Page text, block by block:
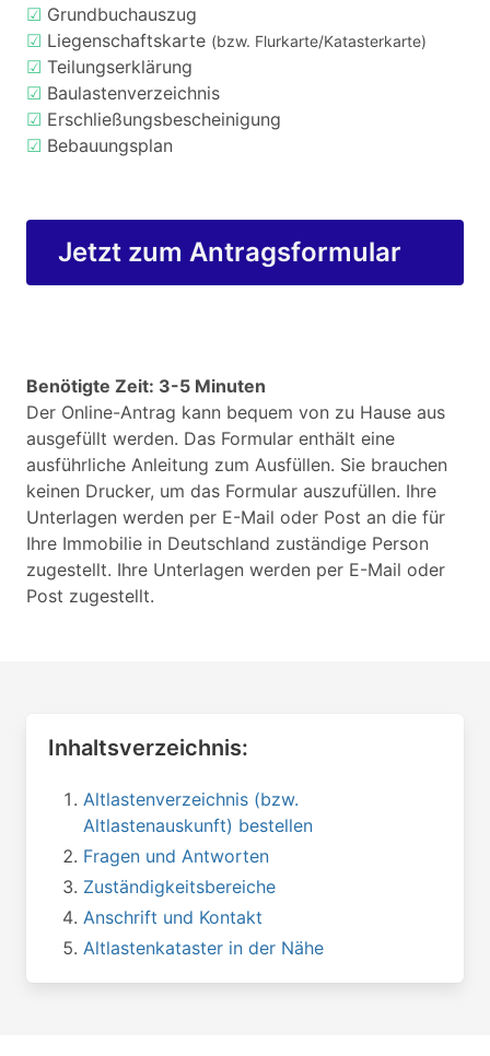
☑ Grundbuchauszug
☑ Liegenschaftskarte (bzw. Flurkarte/Katasterkarte)
☑ Teilungserklärung
☑ Baulastenverzeichnis
☑ Erschließungsbescheinigung
☑ Bebauungsplan
Jetzt zum Antragsformular
Benötigte Zeit: 3-5 Minuten
Der Online-Antrag kann bequem von zu Hause aus
ausgefüllt werden. Das Formular enthält eine
ausführliche Anleitung zum Ausfüllen. Sie brauchen
keinen Drucker, um das Formular auszufüllen. Ihre
Unterlagen werden per E-Mail oder Post an die für
Ihre Immobilie in Deutschland zuständige Person
zugestellt. Ihre Unterlagen werden per E-Mail oder
Post zugestellt.
Inhaltsverzeichnis:
Altlastenverzeichnis (bzw.
Altlastenauskunft) bestellen
Fragen und Antworten
Zuständigkeitsbereiche
Anschrift und Kontakt
Altlastenkataster in der Nähe